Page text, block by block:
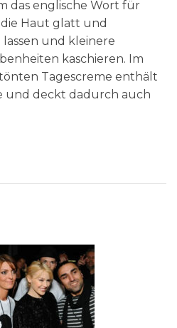
das englische Wort für
die Haut glatt und
und kleinere
kaschieren. Im
Tagescreme enthält
und deckt dadurch auch